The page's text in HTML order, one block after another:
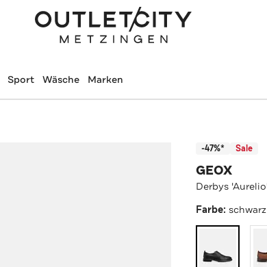
Sport Wäsche Marken
-47%* Sale
GEOX
Derbys
Farbe: schwarz